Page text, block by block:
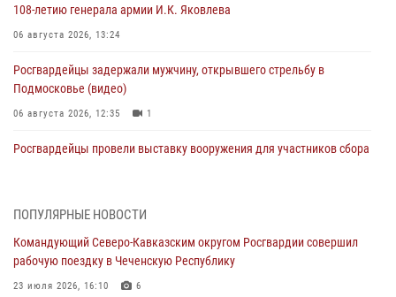
108‑летию генерала армии И.К. Яковлева
06 августа 2026, 13:24
Росгвардейцы задержали мужчину, открывшего стрельбу в
Подмосковье (видео)
06 августа 2026, 12:35 1
Росгвардейцы провели выставку вооружения для участников сбора
второй годовщине вторжения ВСУ на территорию области
06 августа 2026, 11:56
ПОПУЛЯРНЫЕ НОВОСТИ
Командующий Северо-Кавказским округом Росгвардии совершил
рабочую поездку в Чеченскую Республику
23 июля 2026, 16:10 6